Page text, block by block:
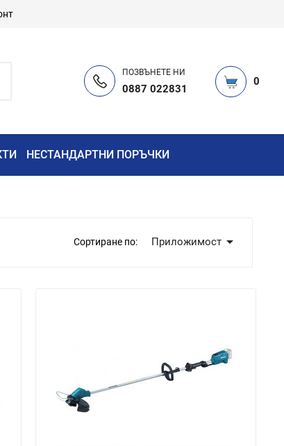
ПОЗВЪНЕТЕ НИ
0887 022831
0
НЕСТАНДАРТНИ ПОРЪЧКИ
Сортиране по: Приложимост